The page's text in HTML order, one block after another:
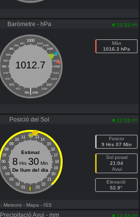
Baròmetre - hPa 12:33 pm
1000
997 1003
994
1006
991
1009
988
1012
985
1015
982
1018
979
1021
976
1024
973
1027
970
1030
|
964 1036
1012.7
Màx
1016.3 hPa
Posició del Sol 12:33 pm
11 13
10
14
09
15
08
16
07
17
06
18
05
19
04
20
03
21
02
22
01 23
Estimat
8 Hrs 30 Min
De llum del dia
Foscor
9 Hrs 07 Min
Sol posat
21:04
Avui
Elevació
52.9°
- Meteors - Mapa - ISS
Precipitació Avui - mm 12:33 pm